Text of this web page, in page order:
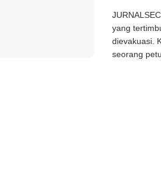
yang
dievakuasi.
seorang